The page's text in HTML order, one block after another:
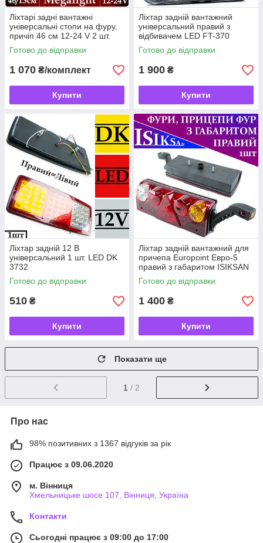
Ліхтарі задні вантажні
універсальні стопи на фуру,
причіп 46 см 12-24 V 2 шт.
Готово до відправки
1 070 ₴/комплект
Купити
Ліхтар задній вантажний
універсальний правий з
відбивачем LED FT-370
Готово до відправки
1 900 ₴
Купити
Ліхтар задній 12 В
універсальний 1 шт. LED DK
3732
Готово до відправки
510 ₴
Купити
Ліхтар задній вантажний для
причепа Europoint Евро-5
правий з габаритом ISIKSAN
Готово до відправки
1 400 ₴
Купити
Показати ще
1 / 2
Про нас
98% позитивних з 1367 відгуків за рік
Працює з 09.06.2020
м. Вінниця
Хмельницьке шосе 107, Вінниця, Україна
Контакти
Сьогодні працює з 09:00 до 17:00